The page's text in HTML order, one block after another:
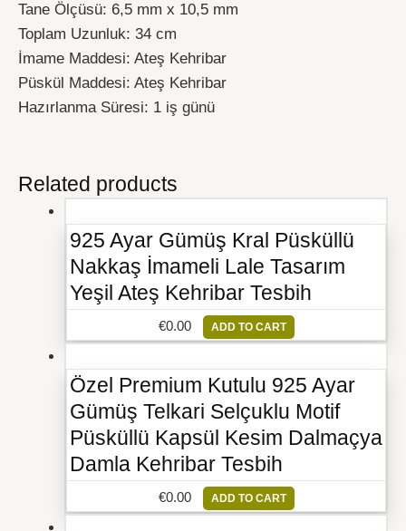
Tane Ölçüsü: 6,5 mm x 10,5 mm
Toplam Uzunluk: 34 cm
İmame Maddesi: Ateş Kehribar
Püskül Maddesi: Ateş Kehribar
Hazırlanma Süresi: 1 iş günü
Related products
925 Ayar Gümüş Kral Püsküllü
Nakkaş İmameli Lale Tasarım
Yeşil Ateş Kehribar Tesbih
€0.00 ADD TO CART
Özel Premium Kutulu 925 Ayar
Gümüş Telkari Selçuklu Motif
Püsküllü Kapsül Kesim Dalmaçya
Damla Kehribar Tesbih
€0.00 ADD TO CART